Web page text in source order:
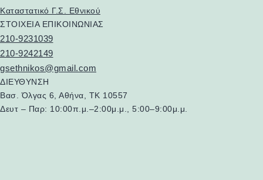
Καταστατικό Γ.Σ. Εθνικού
ΣΤΟΙΧΕΙΑ ΕΠΙΚΟΙΝΩΝΙΑΣ
210-9231039
210-9242149
gsethnikos@gmail.com
ΔΙΕΥΘΥΝΣΗ
Βασ. Όλγας 6, Αθήνα, ΤΚ 10557
Δευτ – Παρ: 10:00π.μ.–2:00μ.μ., 5:00–9:00μ.μ.